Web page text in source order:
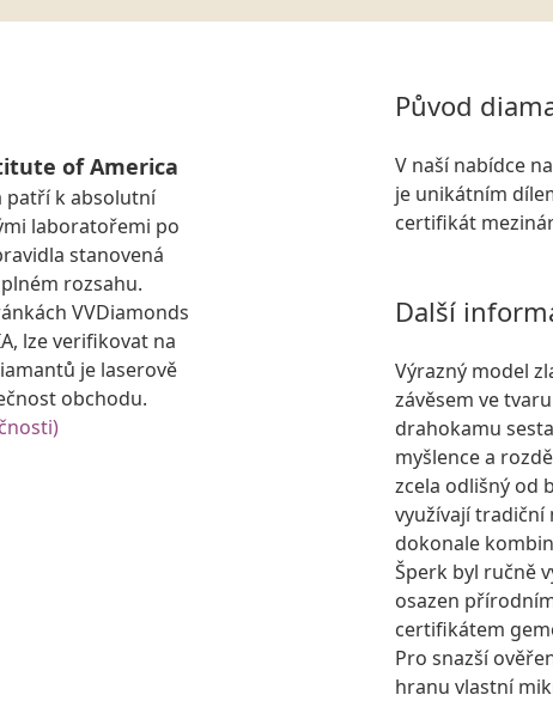
of America
patří k absolutní
laboratořemi po
stanovená
rozsahu.
VVDiamonds
lze verifikovat na
je laserově
obchodu.
Původ
V naší nabídce
je unikátním
certifikát
Další
Výrazný model
závěsem ve
drahokamu
myšlence a
zcela odlišný od
využívají tradiční
dokonale
Šperk byl ručně
osazen
certifikátem
Pro snazší
hranu vlastní